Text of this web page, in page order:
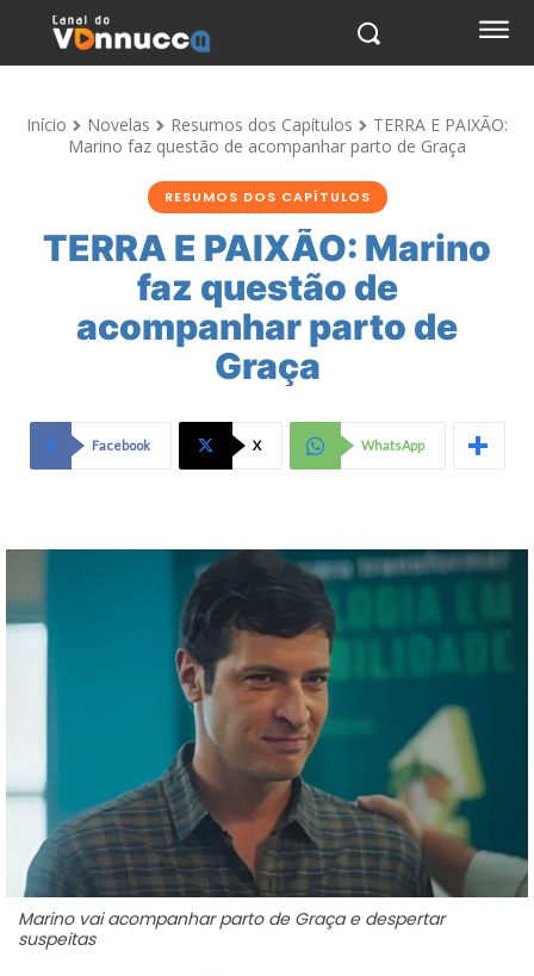
Início Novelas Resumos dos Capítulos
TERRA E PAIXÃO:
Marino faz questão de acompanhar parto de Graça
RESUMOS DOS CAPÍTULOS
TERRA E PAIXÃO: Marino
faz questão de
acompanhar parto de
Graça
Facebook X WhatsApp
Marino vai acompanhar parto de Graça e despertar
suspeitas